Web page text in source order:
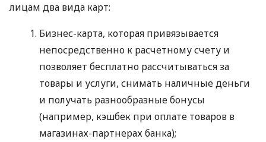
лицам два вида карт:
Бизнес-карта, которая привязывается
непосредственно к расчетному счету и
позволяет бесплатно рассчитываться за
товары и услуги, снимать наличные деньги
и получать разнообразные бонусы
(например, кэшбек при оплате товаров в
магазинах-партнерах банка);